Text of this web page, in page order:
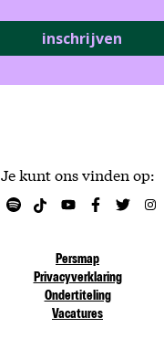
Je kunt ons vinden op:
Persmap
Privacyverklaring
Ondertiteling
Vacatures
inschrijven